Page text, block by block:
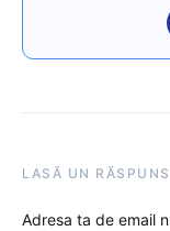
LASĂ UN RĂSPUNS
Adresa ta de email